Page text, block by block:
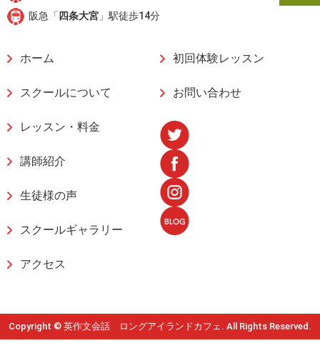
阪急「 四条大宮 」駅徒歩14分
ホーム
スクールについて
レッスン・料金
講師紹介
生徒様の声
スクールギャラリー
アクセス
初回体験レッスン
お問い合わせ
Copyright © 英作文会話 ロングアイランドカフェ. All Rights Reserved.